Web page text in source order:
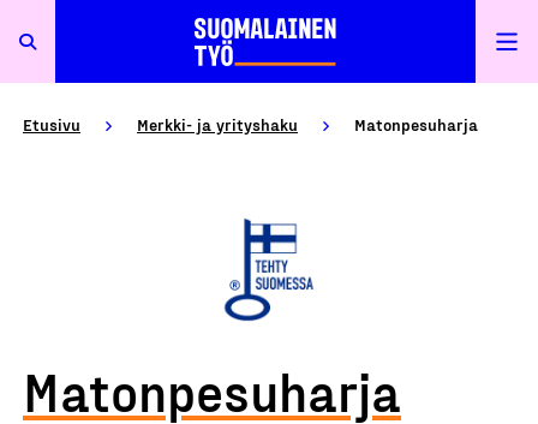
Etusivu Merkki- ja yrityshaku Matonpesuharja
Matonpesuharja